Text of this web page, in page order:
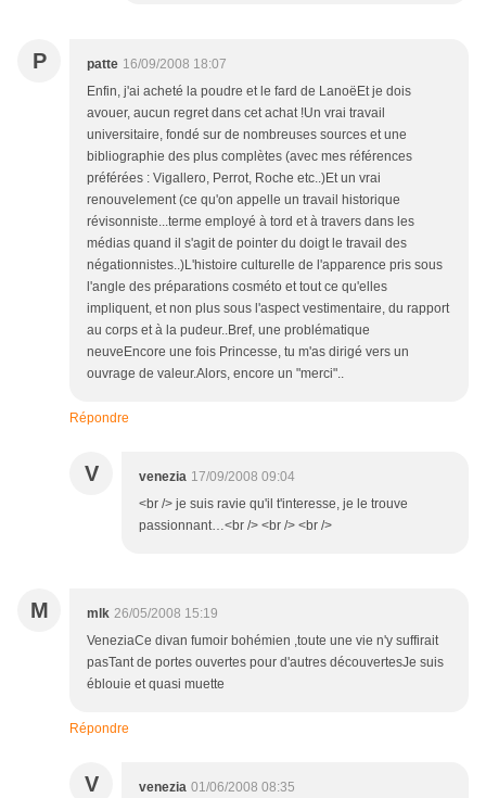
P patte 16/09/2008 18:07
Enfin, j'ai acheté la poudre et le fard de LanoëEt je dois
avouer, aucun regret dans cet achat !Un vrai travail
universitaire, fondé sur de nombreuses sources et une
bibliographie des plus complètes (avec mes références
préférées : Vigallero, Perrot, Roche etc..)Et un vrai
renouvelement (ce qu'on appelle un travail historique
révisonniste...terme employé à tord et à travers dans les
médias quand il s'agit de pointer du doigt le travail des
négationnistes..)L'histoire culturelle de l'apparence pris sous
l'angle des préparations cosméto et tout ce qu'elles
impliquent, et non plus sous l'aspect vestimentaire, du rapport
au corps et à la pudeur..Bref, une problématique
neuveEncore une fois Princesse, tu m'as dirigé vers un
ouvrage de valeur.Alors, encore un "merci"..
Répondre
V venezia 17/09/2008 09:04
<br /> je suis ravie qu'il t'interesse, je le trouve
passionnant…<br /> <br /> <br />
M mlk 26/05/2008 15:19
VeneziaCe divan fumoir bohémien ,toute une vie n'y suffirait
pasTant de portes ouvertes pour d'autres découvertesJe suis
éblouie et quasi muette
Répondre
V venezia 01/06/2008 08:35